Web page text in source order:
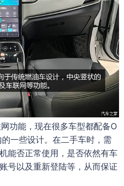
功能，现在很多车型都配备O
一些设计。在二手车时，需
能否正常使用，是否依然有车
号以及重新登陆等，从而保证